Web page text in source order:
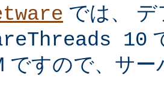
では、
10
ですので、サ